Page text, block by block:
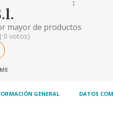
mayor de productos
el comercio al por
de uso veterinario,
como biologicos,
al pienso,
( 0 votos)
GENERAL DATOS